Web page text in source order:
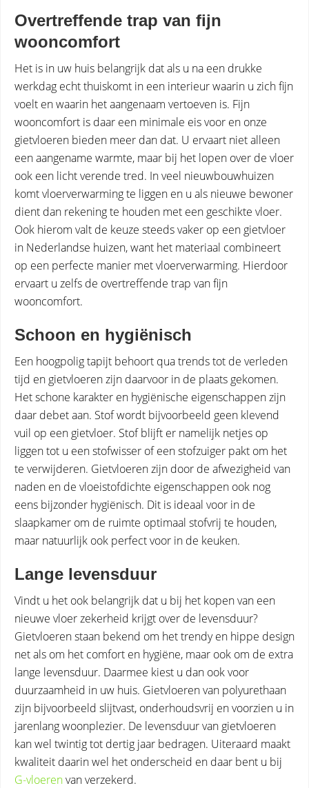
Overtreffende trap van fijn
wooncomfort
Het is in uw huis belangrijk dat als u na een drukke
werkdag echt thuiskomt in een interieur waarin u zich fijn
voelt en waarin het aangenaam vertoeven is. Fijn
wooncomfort is daar een minimale eis voor en onze
gietvloeren bieden meer dan dat. U ervaart niet alleen
een aangename warmte, maar bij het lopen over de vloer
ook een licht verende tred. In veel nieuwbouwhuizen
komt vloerverwarming te liggen en u als nieuwe bewoner
dient dan rekening te houden met een geschikte vloer.
Ook hierom valt de keuze steeds vaker op een gietvloer
in Nederlandse huizen, want het materiaal combineert
op een perfecte manier met vloerverwarming. Hierdoor
ervaart u zelfs de overtreffende trap van fijn
wooncomfort.
Schoon en hygiënisch
Een hoogpolig tapijt behoort qua trends tot de verleden
tijd en gietvloeren zijn daarvoor in de plaats gekomen.
Het schone karakter en hygiënische eigenschappen zijn
daar debet aan. Stof wordt bijvoorbeeld geen klevend
vuil op een gietvloer. Stof blijft er namelijk netjes op
liggen tot u een stofwisser of een stofzuiger pakt om het
te verwijderen. Gietvloeren zijn door de afwezigheid van
naden en de vloeistofdichte eigenschappen ook nog
eens bijzonder hygiënisch. Dit is ideaal voor in de
slaapkamer om de ruimte optimaal stofvrij te houden,
maar natuurlijk ook perfect voor in de keuken.
Lange levensduur
Vindt u het ook belangrijk dat u bij het kopen van een
nieuwe vloer zekerheid krijgt over de levensduur?
Gietvloeren staan bekend om het trendy en hippe design
net als om het comfort en hygiëne, maar ook om de extra
lange levensduur. Daarmee kiest u dan ook voor
duurzaamheid in uw huis. Gietvloeren van polyurethaan
zijn bijvoorbeeld slijtvast, onderhoudsvrij en voorzien u in
jarenlang woonplezier. De levensduur van gietvloeren
kan wel twintig tot dertig jaar bedragen. Uiteraard maakt
kwaliteit daarin wel het onderscheid en daar bent u bij
G-vloerenvan verzekerd.